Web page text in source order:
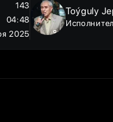
143
04:48
2025
Toýguly